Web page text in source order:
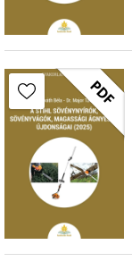
PDF